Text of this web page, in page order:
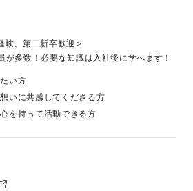
験、第二新卒歓迎＞
多数！必要な知識は入社後に学べます！
い方
いに共感してくださる方
を持って活動できる方